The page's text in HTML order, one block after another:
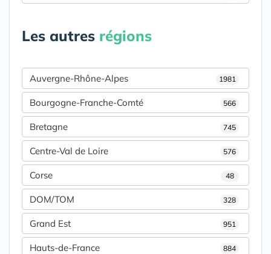
Les autres régions
Auvergne-Rhône-Alpes 1981
Bourgogne-Franche-Comté 566
Bretagne 745
Centre-Val de Loire 576
Corse 48
DOM/TOM 328
Grand Est 951
Hauts-de-France 884